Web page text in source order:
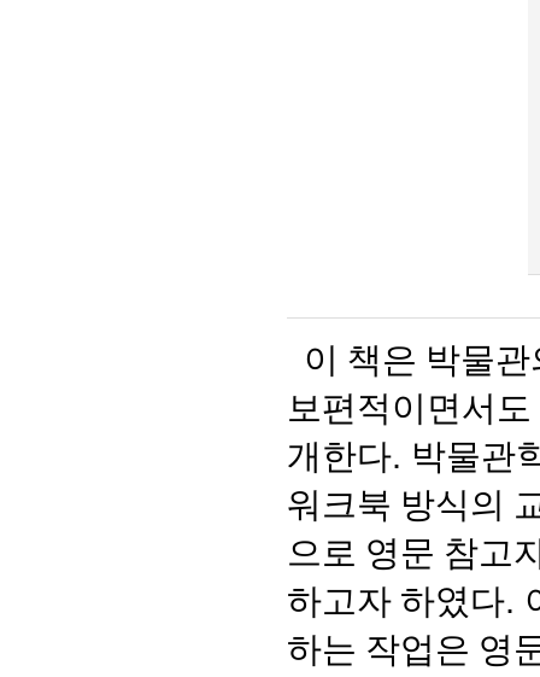
이 책은 박물
보편적이면서
개한다. 박물관
워크북 방식의
으로 영문 참고
하고자 하였다.
하는 작업은 영